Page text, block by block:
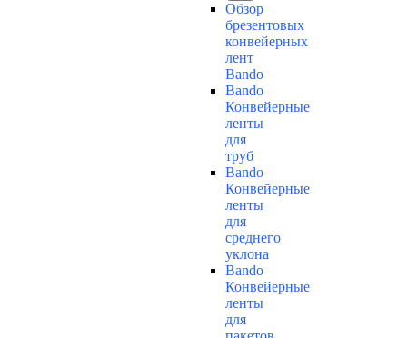
Обзор
брезентовых
конвейерных
лент
Bando
Bando
Конвейерные
ленты
для
труб
Bando
Конвейерные
ленты
для
среднего
уклона
Bando
Конвейерные
ленты
для